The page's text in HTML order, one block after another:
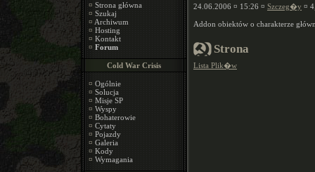
¤ Strona główna
¤ Szukaj
¤ Archiwum
¤ Hosting
¤ Kontakt
¤ Forum
Cold War Crisis
¤ Ogólnie
¤ Solucja
¤ Misje SP
¤ Wyspy
¤ Bohaterowie
¤ Cytaty
¤ Pojazdy
¤ Galeria
¤ Kody
¤ Wymagania
24.06.2006 ¤ 15:26 ¤ Szczeg�y ¤
Addon obiektów o charakterze
Strona
Lista Plik�w